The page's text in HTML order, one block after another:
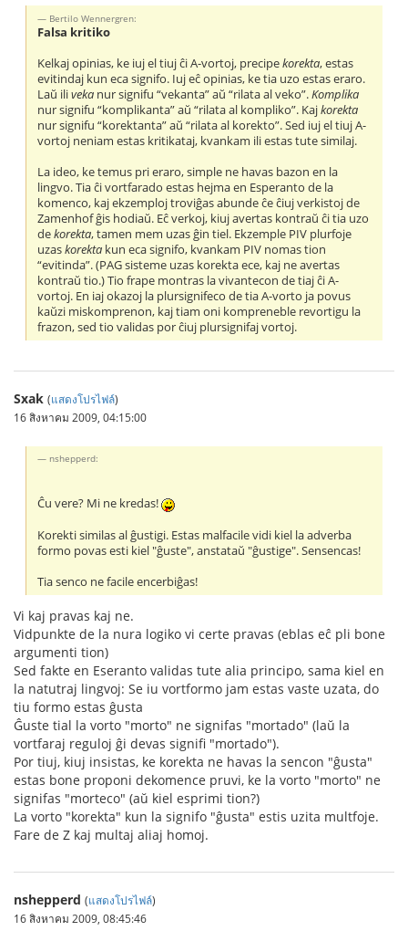
Bertilo Wennergren:
Falsa kritiko
Kelkaj opinias, ke iuj el tiuj ĉi A-vortoj, precipekorekta, estas
evitindaj kun eca signifo. Iuj eĉ opinias, ke tia uzo estas eraro.
Laŭ iliveka nur signifu “vekanta” aŭ “rilata al veko”.Komplika
nur signifu “komplikanta” aŭ “rilata al kompliko”. Kajkorekta
nur signifu “korektanta” aŭ “rilata al korekto”. Sed iuj el tiuj A-
vortoj neniam estas kritikataj, kvankam ili estas tute similaj.
La ideo, ke temus pri eraro, simple ne havas bazon en la
lingvo. Tia ĉi vortfarado estas hejma en Esperanto de la
komenco, kaj ekzemploj troviĝas abunde ĉe ĉiuj verkistoj de
Zamenhof ĝis hodiaŭ. Eĉ verkoj, kiuj avertas kontraŭ ĉi tia uzo
dekorekta, tamen mem uzas ĝin tiel. Ekzemple PIV plurfoje
uzaskorekta kun eca signifo, kvankam PIV nomas tion
“evitinda”. (PAG sisteme uzas korekta ece, kaj ne avertas
kontraŭ tio.) Tio frape montras la vivantecon de tiaj ĉi A-
vortoj. En iaj okazoj la plursignifeco de tia A-vorto ja povus
kaŭzi miskomprenon, kaj tiam oni kompreneble revortigu la
frazon, sed tio validas por ĉiuj plursignifaj vortoj.
Sxak (แสดงโปรไฟล์)
16 สิงหาคม 2009, 04:15:00
nshepperd:
Ĉu vere? Mi ne kredas!
Korekti similas al ĝustigi. Estas malfacile vidi kiel la adverba
formo povas esti kiel "ĝuste", anstataŭ "ĝustige". Sensencas!
Tia senco ne facile encerbiĝas!
Vi kaj pravas kaj ne.
Vidpunkte de la nura logiko vi certe pravas (eblas eĉ pli bone
argumenti tion)
Sed fakte en Eseranto validas tute alia principo, sama kiel en
la natutraj lingvoj: Se iu vortformo jam estas vaste uzata, do
tiu formo estas ĝusta
Ĝuste tial la vorto "morto" ne signifas "mortado" (laŭ la
vortfaraj reguloj ĝi devas signifi "mortado").
Por tiuj, kiuj insistas, ke korekta ne havas la sencon "ĝusta"
estas bone proponi dekomence pruvi, ke la vorto "morto" ne
signifas "morteco" (aŭ kiel esprimi tion?)
La vorto "korekta" kun la signifo "ĝusta" estis uzita multfoje.
Fare de Z kaj multaj aliaj homoj.
nshepperd (แสดงโปรไฟล์)
16 สิงหาคม 2009, 08:45:46